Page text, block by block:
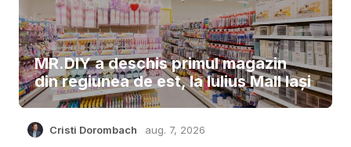
MR.DIY a deschis primul magazin
din regiunea de est, la Iulius Mall Iași
Cristi Dorombach aug. 7, 2026